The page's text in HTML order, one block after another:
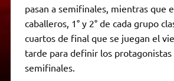
pasan a semifinales, mientras que
caballeros, 1° y 2° de cada grupo
cuartos de final que se juegan el
tarde para definir los protagonistas
semifinales.